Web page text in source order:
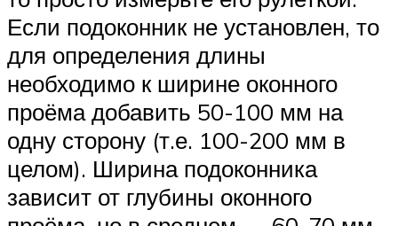
Если подоконник не установлен, то
для определения длины
необходимо к ширине оконного
проёма добавить 50-100 мм на
одну сторону (т.е. 100-200 мм в
целом). Ширина подоконника
зависит от глубины оконного